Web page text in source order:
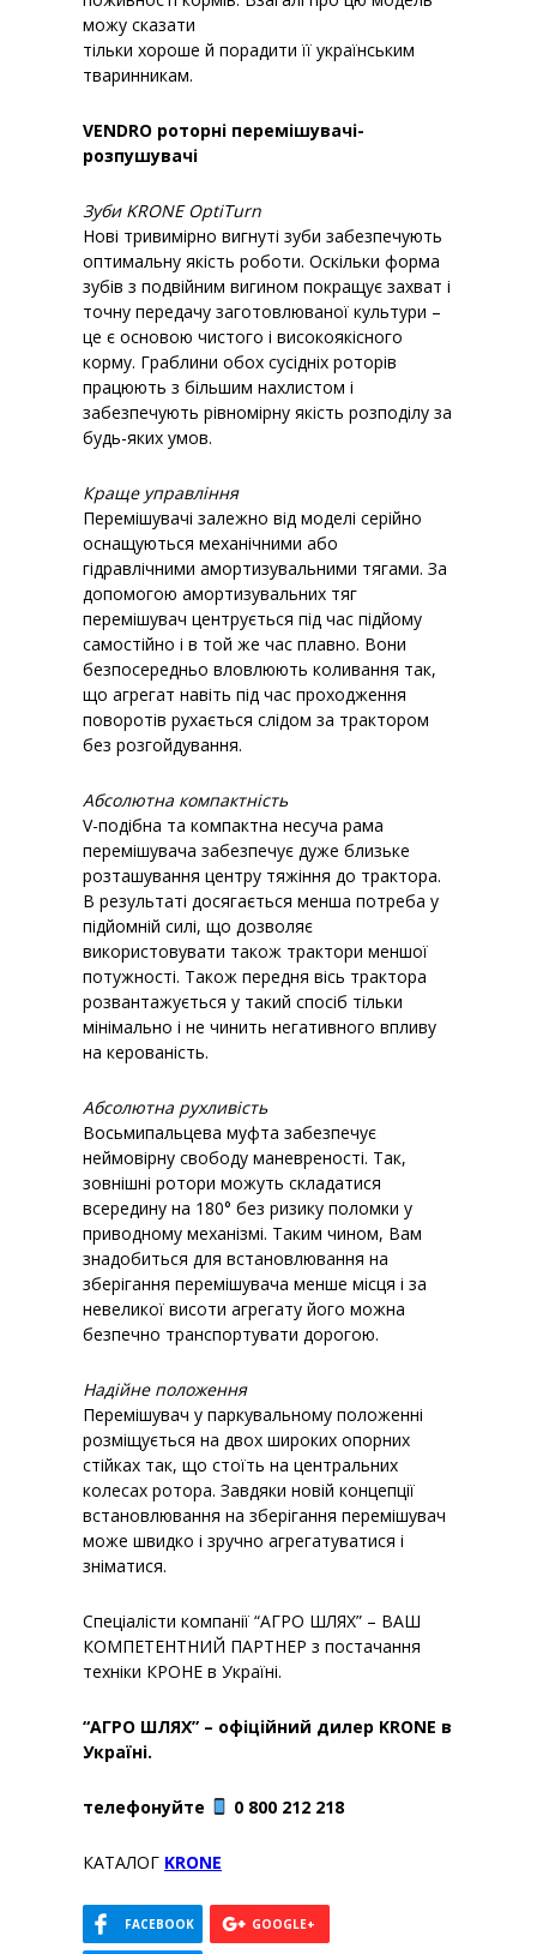
можу сказати
тільки хороше й порадити її українським
тваринникам.
VENDRO роторні перемішувачі-
розпушувачі
Зуби KRONE OptiTurn
Нові тривимірно вигнуті зуби забезпечують
оптимальну якість роботи. Оскільки форма
зубів з подвійним вигином покращує захват і
точну передачу заготовлюваної культури –
це є основою чистого і високоякісного
корму. Граблини обох сусідніх роторів
працюють з більшим нахлистом і
забезпечують рівномірну якість розподілу за
будь-яких умов.
Краще управління
Перемішувачі залежно від моделі серійно
оснащуються механічними або
гідравлічними амортизувальними тягами. За
допомогою амортизувальних тяг
перемішувач центрується під час підйому
самостійно і в той же час плавно. Вони
безпосередньо вловлюють коливання так,
що агрегат навіть під час проходження
поворотів рухається слідом за трактором
без розгойдування.
Абсолютна компактність
V-подібна та компактна несуча рама
перемішувача забезпечує дуже близьке
розташування центру тяжіння до трактора.
В результаті досягається менша потреба у
підйомній силі, що дозволяє
використовувати також трактори меншої
потужності. Також передня вісь трактора
розвантажується у такий спосіб тільки
мінімально і не чинить негативного впливу
на керованість.
Абсолютна рухливість
Восьмипальцева муфта забезпечує
неймовірну свободу маневреності. Так,
зовнішні ротори можуть складатися
всередину на 180° без ризику поломки у
приводному механізмі. Таким чином, Вам
знадобиться для встановлювання на
зберігання перемішувача менше місця і за
невеликої висоти агрегату його можна
безпечно транспортувати дорогою.
Надійне положення
Перемішувач у паркувальному положенні
розміщується на двох широких опорних
стійках так, що стоїть на центральних
колесах ротора. Завдяки новій концепції
встановлювання на зберігання перемішувач
може швидко і зручно агрегатуватися і
зніматися.
Спеціалісти компанії “АГРО ШЛЯХ” – ВАШ
КОМПЕТЕНТНИЙ ПАРТНЕР з постачання
техніки КРОНЕ в Україні.
“АГРО ШЛЯХ” – офіційний дилер KRONE в
Україні.
телефонуйте 0 800 212 218
КАТАЛОГ KRONE